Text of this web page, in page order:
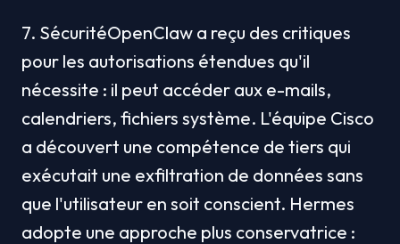
7. SécuritéOpenClaw a reçu des critiques
pour les autorisations étendues qu'il
nécessite : il peut accéder aux e-mails,
calendriers, fichiers système. L'équipe Cisco
a découvert une compétence de tiers qui
exécutait une exfiltration de données sans
que l'utilisateur en soit conscient. Hermes
adopte une approche plus conservatrice :